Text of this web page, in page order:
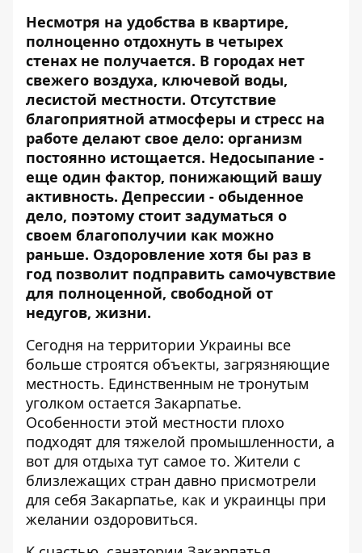
Несмотря на удобства в квартире,
полноценно отдохнуть в четырех
стенах не получается. В городах нет
свежего воздуха, ключевой воды,
лесистой местности. Отсутствие
благоприятной атмосферы и стресс на
работе делают свое дело: организм
постоянно истощается. Недосыпание -
еще один фактор, понижающий вашу
активность. Депрессии - обыденное
дело, поэтому стоит задуматься о
своем благополучии как можно
раньше. Оздоровление хотя бы раз в
год позволит подправить самочувствие
для полноценной, свободной от
недугов, жизни.
Сегодня на территории Украины все
больше строятся объекты, загрязняющие
местность. Единственным не тронутым
уголком остается Закарпатье.
Особенности этой местности плохо
подходят для тяжелой промышленности, а
вот для отдыха тут самое то. Жители с
близлежащих стран давно присмотрели
для себя Закарпатье, как и украинцы при
желании оздоровиться.